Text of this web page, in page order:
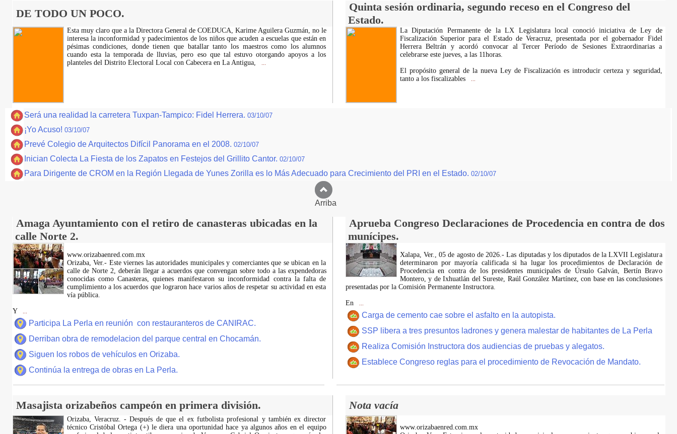
DE TODO UN POCO.
Quinta sesión ordinaria, segundo receso en el Congreso del
Estado.
Esta muy claro que a la Directora General de COEDUCA, Karime Aguilera Guzmán, no le
interesa la inconformidad y padecimientos de los niños que acuden a escuelas que están en
pésimas condiciones, donde tienen que batallar tanto los maestros como los alumnos
cuando esta la temporada de lluvias, pero eso que tal estuvo otorgando apoyos a los
planteles del Distrito Electoral Local con Cabecera en La Antigua,
La Diputación Permanente de la LX Legislatura local conoció iniciativa de Ley de
Fiscalización Superior para el Estado de Veracruz, presentada por el gobernador Fidel
Herrera Beltrán y acordó convocar al Tercer Período de Sesiones Extraordinarias a
celebrarse este jueves, a las 11horas.
El propósito general de la nueva Ley de Fiscalización es introducir certeza y seguridad,
tanto a los fiscalizables
Será una realidad la carretera Tuxpan-Tampico: Fidel Herrera. 03/10/07
¡Yo Acuso! 03/10/07
Prevé Colegio de Arquitectos Difícil Panorama en el 2008. 02/10/07
Inician Colecta La Fiesta de los Zapatos en Festejos del Grillito Cantor. 02/10/07
Para Dirigente de CROM en la Región Llegada de Yunes Zorilla es lo Más Adecuado para Crecimiento del PRI en el Estado. 02/10/07
Arriba
Amaga Ayuntamiento con el retiro de canasteras ubicadas en la
calle Norte 2.
Aprueba Congreso Declaraciones de Procedencia en contra de dos
munícipes.
www.orizabaenred.com.mx
Orizaba, Ver.- Este viernes las autoridades municipales y comerciantes que se ubican en la
calle de Norte 2, deberán llegar a acuerdos que convengan sobre todo a las expendedoras
conocidas como Canasteras, quienes manifestaron su inconformidad contra la falta de
cumplimiento a los acuerdos que lograron hace varios años de respetar su actividad en esta
vía pública.
Y
Participa La Perla en reunión con restauranteros de CANIRAC.
Derriban obra de remodelacion del parque central en Chocamán.
Siguen los robos de vehículos en Orizaba.
Continúa la entrega de obras en La Perla.
Xalapa, Ver., 05 de agosto de 2026.- Las diputadas y los diputados de la LXVII Legislatura
determinaron por mayoría calificada si ha lugar los procedimientos de Declaración de
Procedencia en contra de los presidentes municipales de Úrsulo Galván, Bertín Bravo
Montero, y de Ixhuatlán del Sureste, Raúl González Martínez, con base en las conclusiones
presentadas por la Comisión Permanente Instructora.
En
Carga de cemento cae sobre el asfalto en la autopista.
SSP libera a tres presuntos ladrones y genera malestar de habitantes de La Perla
Realiza Comisión Instructora dos audiencias de pruebas y alegatos.
Establece Congreso reglas para el procedimiento de Revocación de Mandato.
Masajista orizabeños campeón en primera división. Nota vacía
Orizaba, Veracruz. - Después de que el ex futbolista profesional y también ex director
técnico Cristóbal Ortega (+) le diera una oportunidad hace ya algunos años en el equipo
www.orizabaenred.com.mx